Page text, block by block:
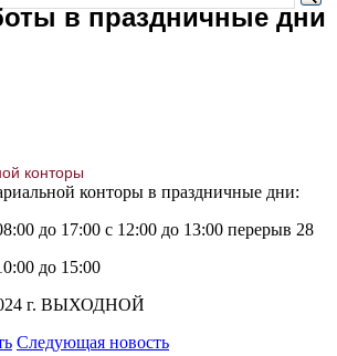
в праздничные дни
конторы
конторы в праздничные дни:
до 17:00 с 12:00 до 13:00 перерыв 28
до 15:00
г. ВЫХОДНОЙ
Следующая новость